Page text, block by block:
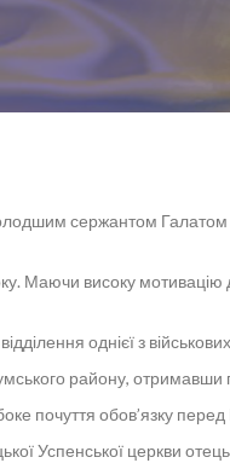
сержантом
Маючи високу мотивацію
однієї з
району, отримавши
почуття обов’язку
Успенської церкви